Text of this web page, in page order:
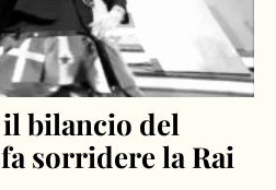
bilancio del
sorridere la Rai